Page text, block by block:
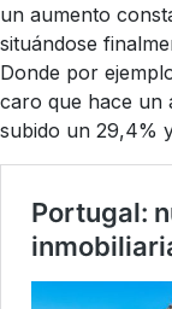
un aumento
situándose
Donde por
caro que hace un
subido un 29,4%